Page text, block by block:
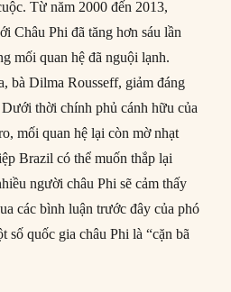
Từ năm 2000 đến 2013,
Châu Phi đã tăng hơn sáu lần
mối quan hệ đã nguội lạnh.
bà Dilma Rousseff, giảm đáng
thời chính phủ cánh hữu của
mối quan hệ lại còn mờ nhạt
Brazil có thể muốn thắp lại
người châu Phi sẽ cảm thấy
các bình luận trước đây của phó
số quốc gia châu Phi là “cặn bã